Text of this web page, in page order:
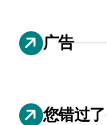
广告
您错过了